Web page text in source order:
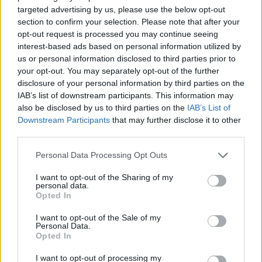
targeted advertising by us, please use the below opt-out
section to confirm your selection. Please note that after your
opt-out request is processed you may continue seeing
interest-based ads based on personal information utilized by
us or personal information disclosed to third parties prior to
your opt-out. You may separately opt-out of the further
disclosure of your personal information by third parties on the
IAB’s list of downstream participants. This information may
also be disclosed by us to third parties on the IAB’s List of
Downstream Participants that may further disclose it to other
Please note that this website/app uses one or more Google
not limited to your visit or usage behaviour. You may click to
grant or deny consent to Google and its third-party tags to
use your data for below specified purposes in below Google
consent section.
Personal Data Processing Opt Outs
I want to opt-out of the Sharing of my
personal data.
Opted In
I want to opt-out of the Sale of my
Personal Data.
Opted In
I want to opt-out of processing my
grābekļa
FOTO.“Vai tas ir normāli?”
Guntars veikalā nopērk
tomātu, taču, pārgriežot to
uz pusēm, viņu sagaida